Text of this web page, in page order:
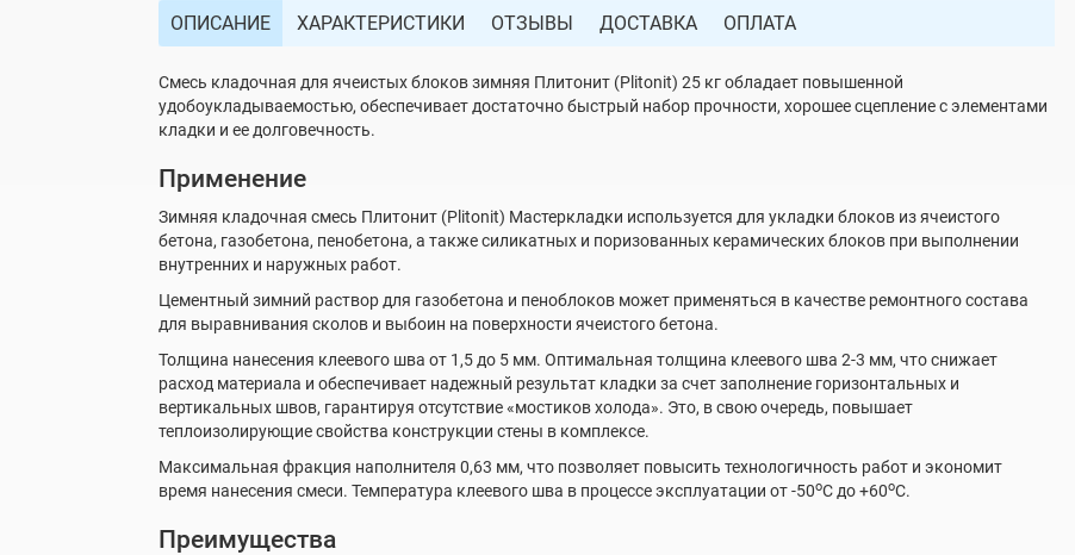
ОПИСАНИЕ ХАРАКТЕРИСТИКИ ОТЗЫВЫ ДОСТАВКА ОПЛАТА
Смесь кладочная для ячеистых блоков зимняя Плитонит (Plitonit) 25 кг обладает повышенной
удобоукладываемостью, обеспечивает достаточно быстрый набор прочности, хорошее сцепление с элементами
кладки и ее долговечность.
Применение
Зимняя кладочная смесь Плитонит (Plitonit) Мастеркладки используется для укладки блоков из ячеистого
бетона, газобетона, пенобетона, а также силикатных и поризованных керамических блоков при выполнении
внутренних и наружных работ.
Цементный зимний раствор для газобетона и пеноблоков может применяться в качестве ремонтного состава
для выравнивания сколов и выбоин на поверхности ячеистого бетона.
Толщина нанесения клеевого шва от 1,5 до 5 мм. Оптимальная толщина клеевого шва 2-3 мм, что снижает
расход материала и обеспечивает надежный результат кладки за счет заполнение горизонтальных и
вертикальных швов, гарантируя отсутствие «мостиков холода». Это, в свою очередь, повышает
теплоизолирующие свойства конструкции стены в комплексе.
Максимальная фракция наполнителя 0,63 мм, что позволяет повысить технологичность работ и экономит
время нанесения смеси. Температура клеевого шва в процессе эксплуатации от -50оС до +60оС.
Преимущества